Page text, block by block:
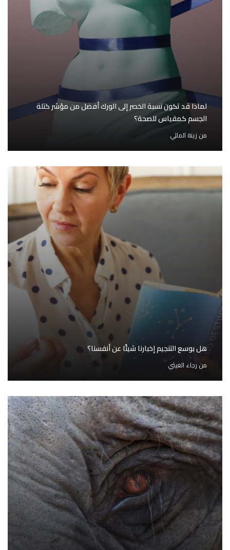
لماذا قد تكون نسبة الخصر إلى الورك أفضل من مؤشر كتلة
الجسم كمقياس للصحة؟
من زينة المللي
هل بوسع التنجيم إخبارنا شيئًا عن أنفسنا؟
من رجاء الغيثي